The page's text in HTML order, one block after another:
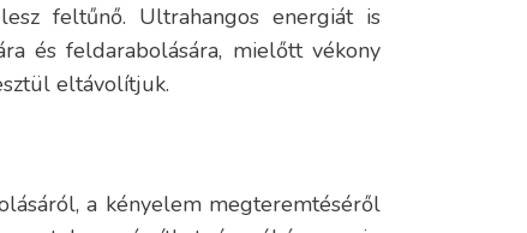
feltűnő. Ultrahangos energiát is
és feldarabolására, mielőtt vékony
eltávolítjuk.
a kényelem megteremtéséről